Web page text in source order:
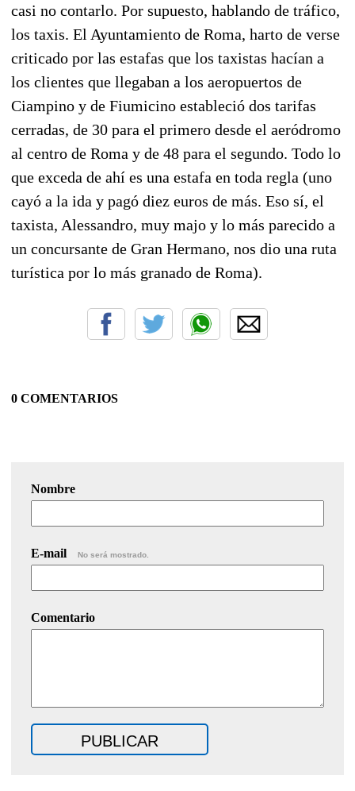
casi no contarlo. Por supuesto, hablando de tráfico,
los taxis. El Ayuntamiento de Roma, harto de verse
criticado por las estafas que los taxistas hacían a
los clientes que llegaban a los aeropuertos de
Ciampino y de Fiumicino estableció dos tarifas
cerradas, de 30 para el primero desde el aeródromo
al centro de Roma y de 48 para el segundo. Todo lo
que exceda de ahí es una estafa en toda regla (uno
cayó a la ida y pagó diez euros de más. Eso sí, el
taxista, Alessandro, muy majo y lo más parecido a
un concursante de Gran Hermano, nos dio una ruta
turística por lo más granado de Roma).
0 COMENTARIOS
Nombre
E-mail No será mostrado.
Comentario